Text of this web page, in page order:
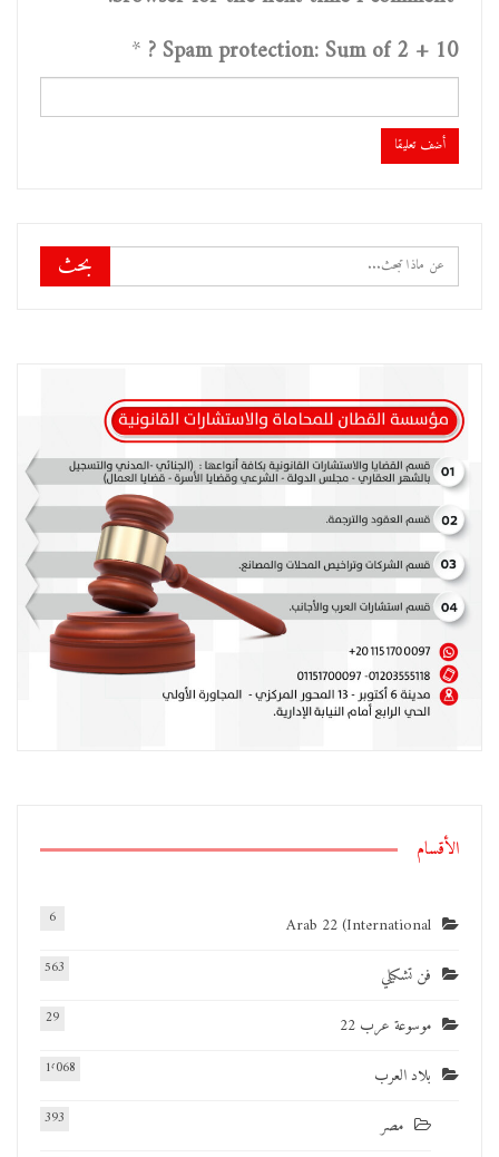
Spam protection: Sum of 2 + 10 ?
*
الأقسام
Arab 22 (International
6
فن تشكيلي 563
موسوعة عرب 22 29
بلاد العرب 1٬068
مصر 393